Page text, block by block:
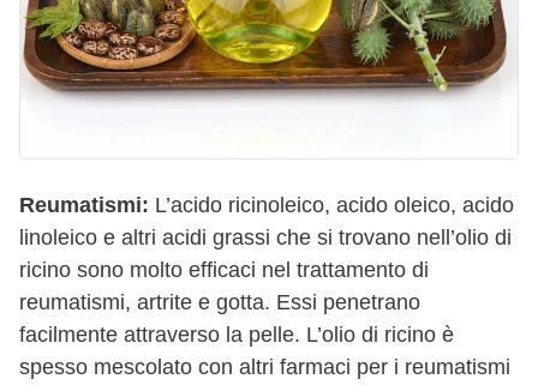
Reumatismi: L’acido ricinoleico, acido oleico, acido
linoleico e altri acidi grassi che si trovano nell’olio di
ricino sono molto efficaci nel trattamento di
reumatismi, artrite e gotta. Essi penetrano
facilmente attraverso la pelle. L’olio di ricino è
spesso mescolato con altri farmaci per i reumatismi